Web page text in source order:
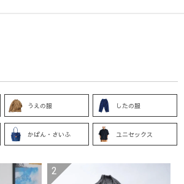
うえの服 したの服
かばん・さいふ ユニセックス